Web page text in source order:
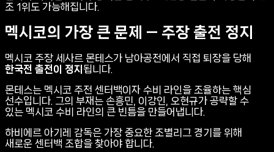
조 1위도 가능해집니다.
멕시코의 가장 큰 문제 — 주장 출전 정지
멕시코 주장 세사르 몬테스가 남아공전에서 직접 퇴장을 당해
한국전 출전이 정지 됩니다.
몬테스는 멕시코 주전 센터백이자 수비 라인을 조율하는 핵심
선수입니다. 그의 부재는 손흥민, 이강인, 오현규가 공략할 수
있는 멕시코 수비 라인의 큰 빈틈을 만들어냅니다.
하비에르 아기레 감독은 가장 중요한 조별리그 경기를 위해
새로운 센터백 조합을 찾아야 합니다.